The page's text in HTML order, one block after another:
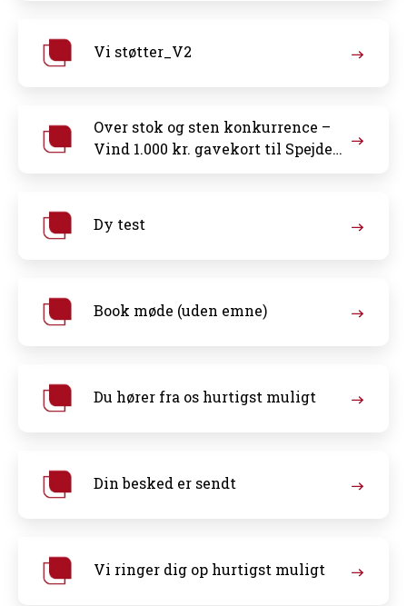
Vi støtter_V2
Over stok og sten konkurrence –
Vind 1.000 kr. gavekort til Spejder
Dy test
Book møde (uden emne)
Du hører fra os hurtigst muligt
Din besked er sendt
Vi ringer dig op hurtigst muligt